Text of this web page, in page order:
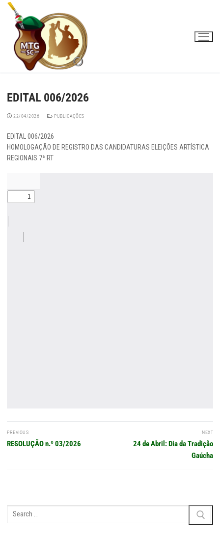
Skip
content
EDITAL 006/2026
22/04/2026 PUBLICAÇÕES
EDITAL 006/2026
HOMOLOGAÇÃO DE REGISTRO DAS CANDIDATURAS ELEIÇÕES ARTÍSTICA
REGIONAIS 7ª RT
Post
navigation
PREVIOUS
Previous
RESOLUÇÃO n.º 03/2026
NEXT
Next
24 de Abril: Dia da Tradição
Gaúcha
Search
for: